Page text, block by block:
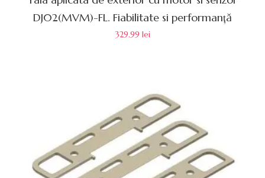
DJ02(MVM)-FL. Fiabilitate si performanță
329.99 lei